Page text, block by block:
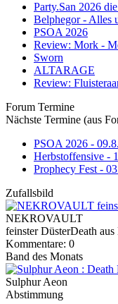
Party.San 2026
Belphegor - Alles
PSOA 2026
Review: Mork -
Sworn
ALTARAGE
Review:
Forum Termine
Nächste Termine (aus
PSOA 2026 -
Herbstoffensive -
Prophecy Fest -
Zufallsbild
NEKROVAULT
feinster DüsterDeath aus
Kommentare: 0
Band des Monats
Sulphur Aeon
Abstimmung